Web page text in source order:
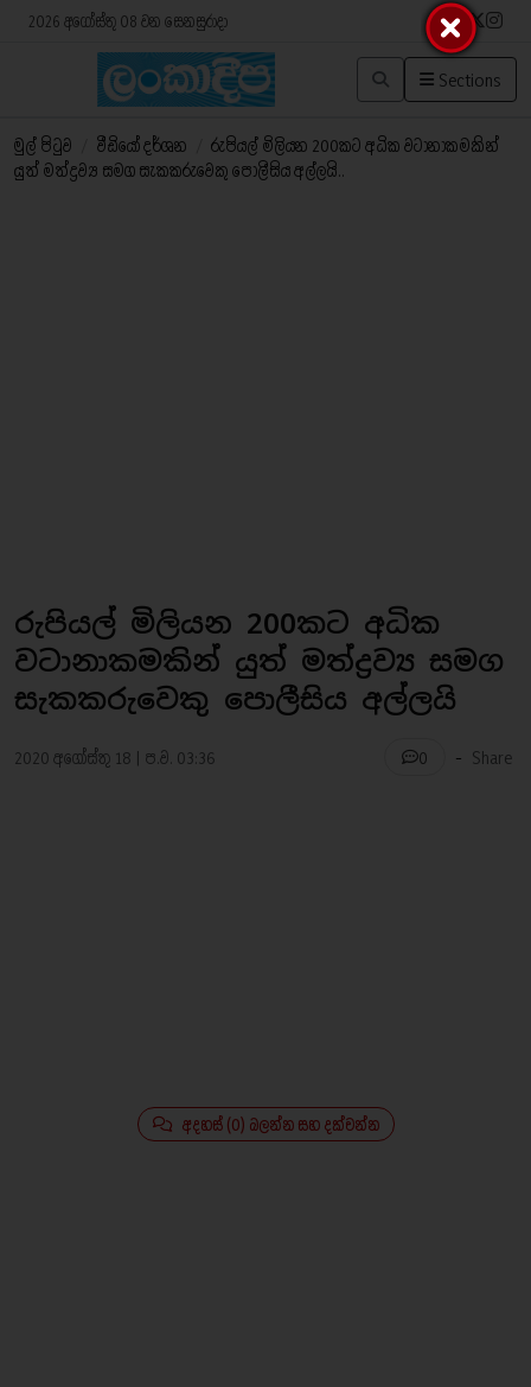
2026 අගෝස්තු 08 වන සෙනසුරාදා
Sections
මුල් පිටුව වීඩියෝ දර්ශන
රුපියල් මිලියන 200කට අධික වටානාකමකින්
යුත් මත්ද්‍රව්‍ය සමග සැකකරුවෙකු පොලීසිය අල්ලයි..
රුපියල් මිලියන 200කට අධික
වටානාකමකින් යුත් මත්ද්‍රව්‍ය සමග
සැකකරුවෙකු පොලීසිය අල්ලයි
2020 අගෝස්තු 18 | ප.ව. 03:36 0 - Share
අදහස් (0) බලන්න සහ දක්වන්න